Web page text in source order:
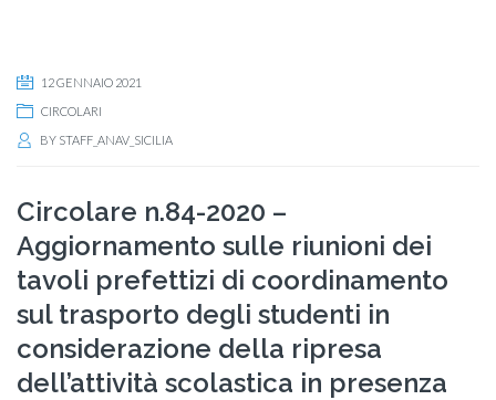
12 GENNAIO 2021
CIRCOLARI
BY STAFF_ANAV_SICILIA
Circolare n.84-2020 –
Aggiornamento sulle riunioni dei
tavoli prefettizi di coordinamento
sul trasporto degli studenti in
considerazione della ripresa
dell’attività scolastica in presenza